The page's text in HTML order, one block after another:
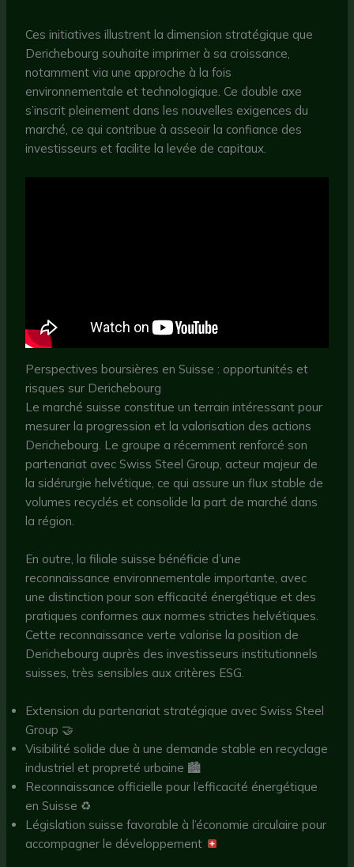
Ces initiatives illustrent la dimension stratégique que
Derichebourg souhaite imprimer à sa croissance,
notamment via une approche à la fois
environnementale et technologique. Ce double axe
s’inscrit pleinement dans les nouvelles exigences du
marché, ce qui contribue à asseoir la confiance des
investisseurs et facilite la levée de capitaux.
Perspectives boursières en Suisse : opportunités et
risques sur Derichebourg
Le marché suisse constitue un terrain intéressant pour
mesurer la progression et la valorisation des actions
Derichebourg. Le groupe a récemment renforcé son
partenariat avec Swiss Steel Group, acteur majeur de
la sidérurgie helvétique, ce qui assure un flux stable de
volumes recyclés et consolide la part de marché dans
la région.
En outre, la filiale suisse bénéficie d’une
reconnaissance environnementale importante, avec
une distinction pour son efficacité énergétique et des
pratiques conformes aux normes strictes helvétiques.
Cette reconnaissance verte valorise la position de
Derichebourg auprès des investisseurs institutionnels
suisses, très sensibles aux critères ESG.
Extension du partenariat stratégique avec Swiss Steel
Group 🤝
Visibilité solide due à une demande stable en recyclage
industriel et propreté urbaine 🏙️
Reconnaissance officielle pour l’efficacité énergétique
en Suisse ♻️
Législation suisse favorable à l’économie circulaire pour
accompagner le développement